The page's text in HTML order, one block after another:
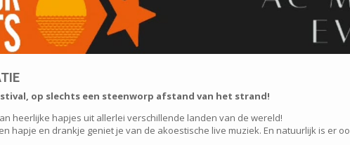
op slechts een steenworp afstand van het strand!
heerlijke hapjes uit allerlei verschillende landen van de wereld!
hapje en drankje geniet je van de akoestische live muziek. En natuurlijk is er